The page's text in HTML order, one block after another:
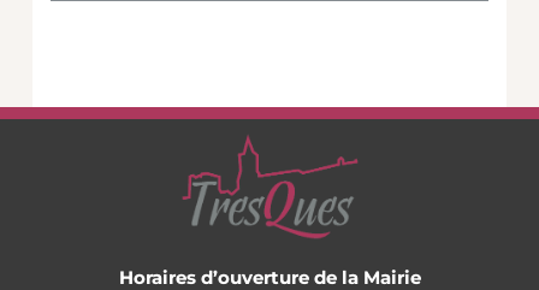
Horaires d’ouverture de la Mairie